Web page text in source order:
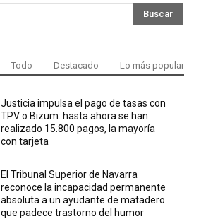
Buscar
Todo Destacado Lo más popular
Justicia impulsa el pago de tasas con
TPV o Bizum: hasta ahora se han
realizado 15.800 pagos, la mayoría
con tarjeta
El Tribunal Superior de Navarra
reconoce la incapacidad permanente
absoluta a un ayudante de matadero
que padece trastorno del humor